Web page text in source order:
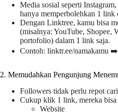
Media sosial seperti
hanya memperbolehkan 1 link
Dengan Linktree, kamu bisa
(misalnya: YouTube, Shopee,
portofolio) dalam 1 link saja.
Contoh: linktr.ee/namakamu
2. Memudahkan Pengunjung
Followers tidak perlu repot
Cukup klik 1 link, mereka bisa
Website